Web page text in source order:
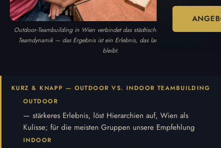
Outdoor-Teambuilding in Wien verbindet das städtische Umfeld mit echter
Teamdynamik — das Ergebnis ist ein Erlebnis, das lange in Erinnerung
bleibt.
KURZ & KNAPP — OUTDOOR VS. INDOOR TEAMBUILDING
OUTDOOR
— stärkeres Erlebnis, löst Hierarchien auf, Wien als
Kulisse; für die meisten Gruppen unsere Empfehlung
INDOOR